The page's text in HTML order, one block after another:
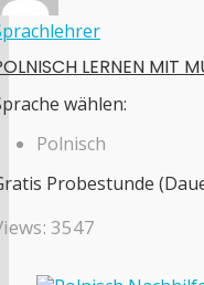
LERNEN MIT
wählen:
Polnisch
Probestunde
3547